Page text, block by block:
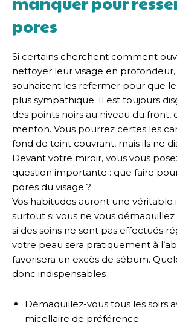
pores
Si certains cherchent comment
nettoyer leur visage en profondeur,
souhaitent les refermer pour que
plus sympathique. Il est toujours
des points noirs au niveau du front,
menton. Vous pourrez certes les
fond de teint couvrant, mais ils ne
Devant votre miroir, vous vous
question importante : que faire
pores du visage ?
Vos habitudes auront une
surtout si vous ne vous démaquillez
si des soins ne sont pas effectués
votre peau sera pratiquement à
favorisera un excès de sébum.
donc indispensables :
Démaquillez-vous tous les soirs
micellaire de préférence